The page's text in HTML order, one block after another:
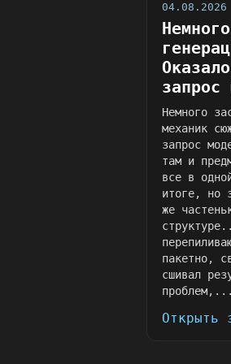
04.08.2026
Немного
механик
запрос
там и
все в
итоге, но
же
пакетно,
сшивал
проблем,...
Открыть